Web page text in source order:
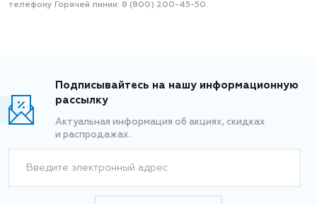
телефону Горячей линии: 8 (800) 200-45-50.
Подписывайтесь на нашу информационную
рассылку
Актуальная информация об акциях, скидках
и распродажах.
Введите электронный адрес